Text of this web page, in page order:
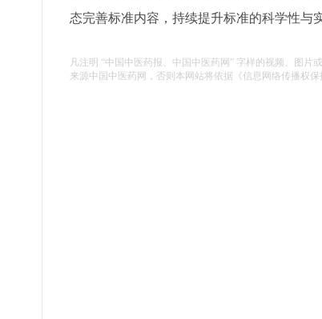
态完善标准内容，持续提升标准的科学性与
凡注明 “中国中医药报、中国中医药网” 字样的视频、图片
来源中国中医药网，否则本网站将依据《信息网络传播权保